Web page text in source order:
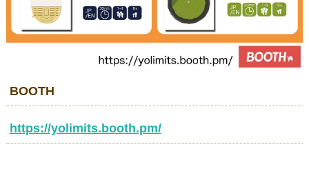
BOOTH
https://yolimits.booth.pm/